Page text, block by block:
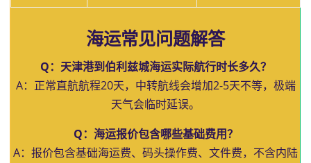
海运常见问题解答
Q：天津港到伯利兹城海运实际航行时长多久？
A：正常直航航程20天，中转航线会增加2-5天不等，极端
天气会临时延误。
Q：海运报价包含哪些基础费用？
A：报价包含基础海运费、码头操作费、文件费，不含内陆